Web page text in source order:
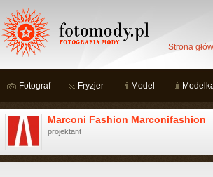
Strona
Fotograf Fryzjer Model
Marconi Fashion Marconifashion
projektant